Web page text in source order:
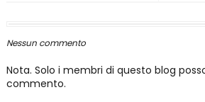
Nessun commento
Nota. Solo i membri di questo blog
commento.